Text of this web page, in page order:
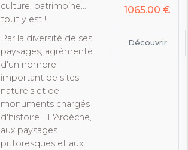
culture, patrimoine…
tout y est !
Par la diversité de ses
paysages, agrémenté
d'un nombre
important de sites
naturels et de
monuments chargés
d'histoire... L'Ardèche,
aux paysages
pittoresques et aux
1065.00 €
Découvrir